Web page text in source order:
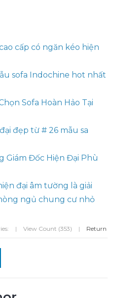
cấp có ngăn kéo hiện
sofa Indochine hot nhất
Sofa Hoàn Hảo Tại
đẹp từ # 26 mẫu sa
Giám Đốc Hiện Đại Phù
đại âm tường là giải
ngủ chung cư nhỏ
| View Count (353) | Return